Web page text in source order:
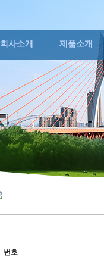
회사소개 제품소개
번호